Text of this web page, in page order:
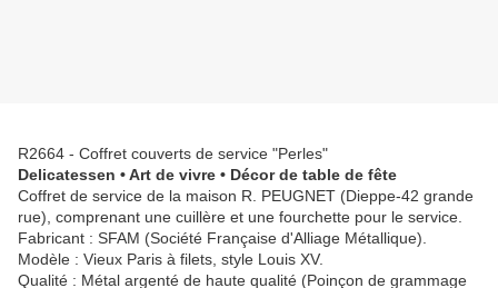
R2664 - Coffret couverts de service "Perles"
Delicatessen • Art de vivre • Décor de table de fête
Coffret de service de la maison R. PEUGNET (Dieppe-42 grande
rue), comprenant une cuillère et une fourchette pour le service.
Fabricant : SFAM (Société Française d'Alliage Métallique).
Modèle : Vieux Paris à filets, style Louis XV.
Qualité : Métal argenté de haute qualité (Poinçon de grammage